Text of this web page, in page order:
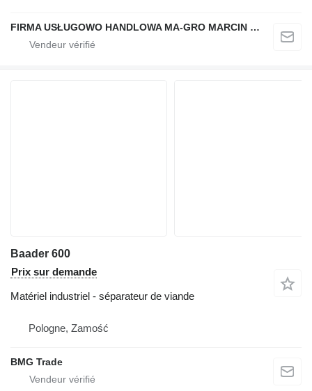
FIRMA USŁUGOWO HANDLOWA MA-GRO MARCIN GROCHOWSKI
Baader 600
Prix sur demande
Matériel industriel - séparateur de viande
Pologne, Zamość
BMG Trade